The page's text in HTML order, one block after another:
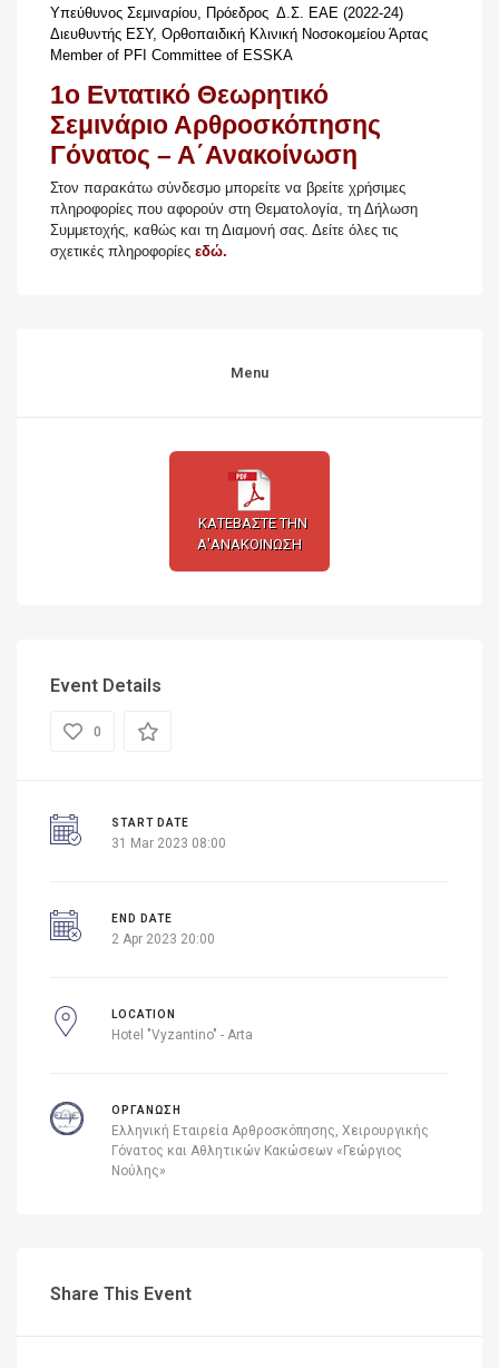
Υπεύθυνος Σεμιναρίου, Πρόεδρος Δ.Σ. ΕΑΕ (2022-24)
Διευθυντής ΕΣΥ, Ορθοπαιδική Κλινική Νοσοκομείου Άρτας
Member of PFI Committee of ESSKA
1ο Εντατικό Θεωρητικό
Σεμινάριο Αρθροσκόπησης
Γόνατος – Α΄Ανακοίνωση
Στον παρακάτω σύνδεσμο μπορείτε να βρείτε χρήσιμες
πληροφορίες που αφορούν στη Θεματολογία, τη Δήλωση
Συμμετοχής, καθώς και τη Διαμονή σας. Δείτε όλες τις
σχετικές πληροφορίες εδώ.
Menu
ΚΑΤΕΒΑΣΤΕ ΤΗΝ
Α'ΑΝΑΚΟΙΝΩΣΗ
Event Details
0
START DATE
31 Mar 2023 08:00
END DATE
2 Apr 2023 20:00
LOCATION
Hotel "Vyzantino" - Arta
ΟΡΓΑΝΩΣΗ
Ελληνική Εταιρεία Αρθροσκόπησης, Χειρουργικής
Γόνατος και Αθλητικών Κακώσεων «Γεώργιος
Νούλης»
Share This Event